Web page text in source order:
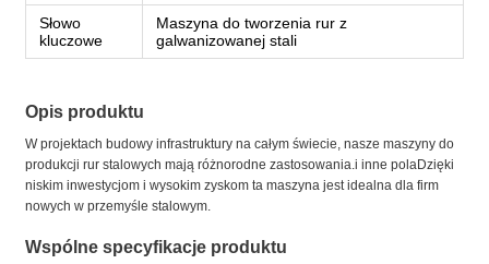
Słowo
kluczowe
Maszyna do tworzenia rur z
galwanizowanej stali
Opis produktu
W projektach budowy infrastruktury na całym świecie, nasze maszyny do
produkcji rur stalowych mają różnorodne zastosowania.i inne polaDzięki
niskim inwestycjom i wysokim zyskom ta maszyna jest idealna dla firm
nowych w przemyśle stalowym.
Wspólne specyfikacje produktu